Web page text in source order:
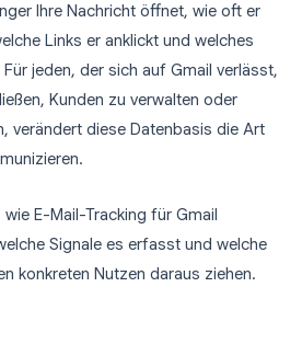
Ihre Nachricht öffnet, wie oft er
Links er anklickt und welches
jeden, der sich auf Gmail verlässt,
Kunden zu verwalten oder
verändert diese Datenbasis die Art
E-Mail-Tracking für Gmail
Signale es erfasst und welche
konkreten Nutzen daraus ziehen.